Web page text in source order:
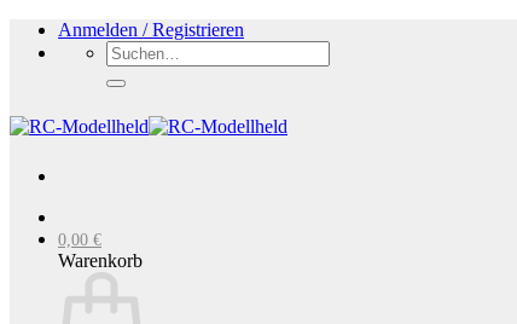
Zum
Inhalt
Anmelden / Registrieren
Suchen
nach:
0,00 €
Warenkorb